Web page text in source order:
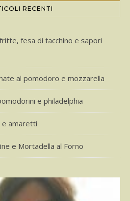
RECENTI
fesa di tacchino e sapori
al pomodoro e mozzarella
e philadelphia
e amaretti
e Mortadella al Forno